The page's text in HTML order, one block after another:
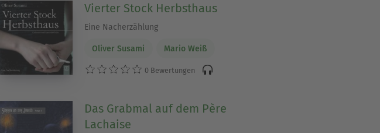
Vierter Stock Herbsthaus
Eine Nacherzählung
Oliver Susami Mario Weiß
0 Bewertungen
Das Grabmal auf dem Père
Lachaise